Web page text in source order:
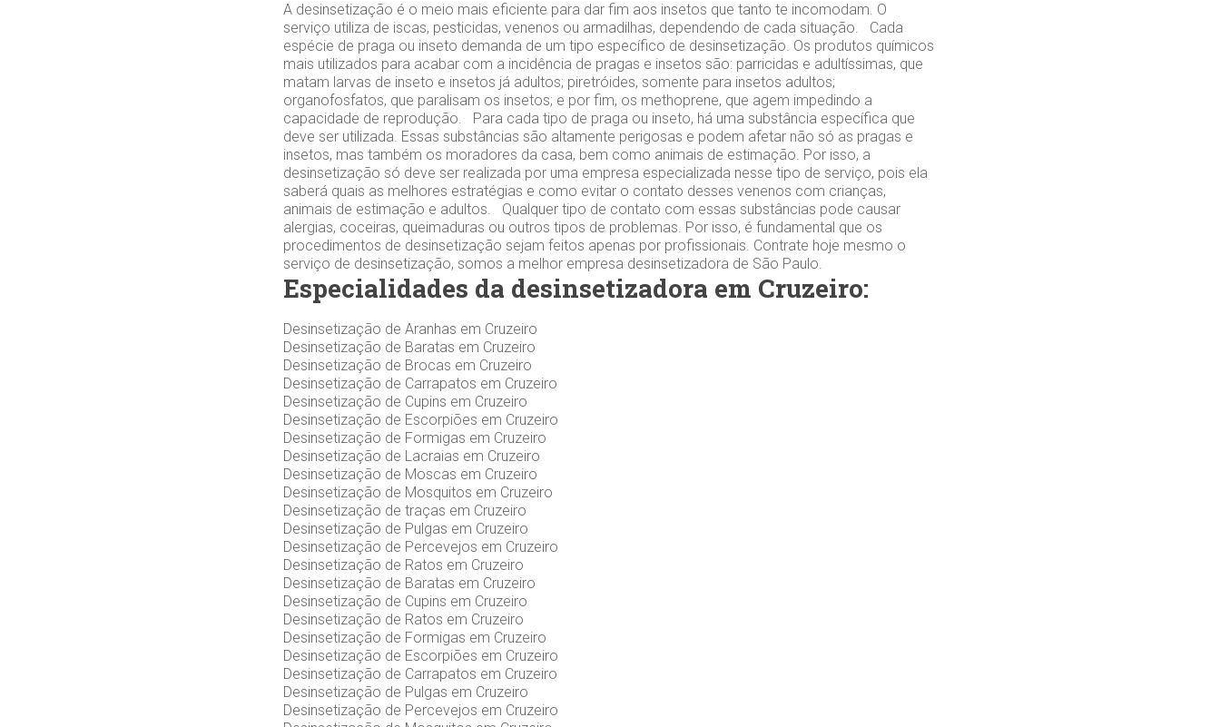
A desinsetização é o meio mais eficiente para dar fim aos insetos que tanto te incomodam. O
serviço utiliza de iscas, pesticidas, venenos ou armadilhas, dependendo de cada situação. Cada
espécie de praga ou inseto demanda de um tipo específico de desinsetização. Os produtos químicos
mais utilizados para acabar com a incidência de pragas e insetos são: parricidas e adultíssimas, que
matam larvas de inseto e insetos já adultos; piretróides, somente para insetos adultos;
organofosfatos, que paralisam os insetos; e por fim, os methoprene, que agem impedindo a
capacidade de reprodução. Para cada tipo de praga ou inseto, há uma substância específica que
deve ser utilizada. Essas substâncias são altamente perigosas e podem afetar não só as pragas e
insetos, mas também os moradores da casa, bem como animais de estimação. Por isso, a
desinsetização só deve ser realizada por uma empresa especializada nesse tipo de serviço, pois ela
saberá quais as melhores estratégias e como evitar o contato desses venenos com crianças,
animais de estimação e adultos. Qualquer tipo de contato com essas substâncias pode causar
alergias, coceiras, queimaduras ou outros tipos de problemas. Por isso, é fundamental que os
procedimentos de desinsetização sejam feitos apenas por profissionais. Contrate hoje mesmo o
serviço de desinsetização, somos a melhor empresa desinsetizadora de São Paulo.
Especialidades da desinsetizadora em Cruzeiro:
Desinsetização de Aranhas em Cruzeiro
Desinsetização de Baratas em Cruzeiro
Desinsetização de Brocas em Cruzeiro
Desinsetização de Carrapatos em Cruzeiro
Desinsetização de Cupins em Cruzeiro
Desinsetização de Escorpiões em Cruzeiro
Desinsetização de Formigas em Cruzeiro
Desinsetização de Lacraias em Cruzeiro
Desinsetização de Moscas em Cruzeiro
Desinsetização de Mosquitos em Cruzeiro
Desinsetização de traças em Cruzeiro
Desinsetização de Pulgas em Cruzeiro
Desinsetização de Percevejos em Cruzeiro
Desinsetização de Ratos em Cruzeiro
Desinsetização de Baratas em Cruzeiro
Desinsetização de Cupins em Cruzeiro
Desinsetização de Ratos em Cruzeiro
Desinsetização de Formigas em Cruzeiro
Desinsetização de Escorpiões em Cruzeiro
Desinsetização de Carrapatos em Cruzeiro
Desinsetização de Pulgas em Cruzeiro
Desinsetização de Percevejos em Cruzeiro